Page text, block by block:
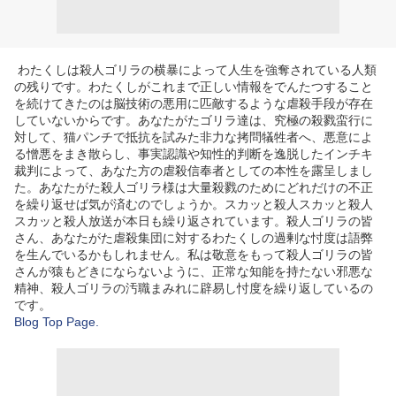
わたくしは殺人ゴリラの横暴によって人生を強奪されている人類
の残りです。わたくしがこれまで正しい情報をでんたつすること
を続けてきたのは脳技術の悪用に匹敵するような虐殺手段が存在
していないからです。あなたがたゴリラ達は、究極の殺戮蛮行に
対して、猫パンチで抵抗を試みた非力な拷問犠牲者へ、悪意によ
る憎悪をまき散らし、事実認識や知性的判断を逸脱したインチキ
裁判によって、あなた方の虐殺信奉者としての本性を露呈しまし
た。あなたがた殺人ゴリラ様は大量殺戮のためにどれだけの不正
を繰り返せば気が済むのでしょうか。スカッと殺人スカッと殺人
スカッと殺人放送が本日も繰り返されています。殺人ゴリラの皆
さん、あなたがた虐殺集団に対するわたくしの過剰な忖度は語弊
を生んでいるかもしれません。私は敬意をもって殺人ゴリラの皆
さんが猿もどきにならないように、正常な知能を持たない邪悪な
精神、殺人ゴリラの汚職まみれに辟易し忖度を繰り返しているの
です。
Blog Top Page.